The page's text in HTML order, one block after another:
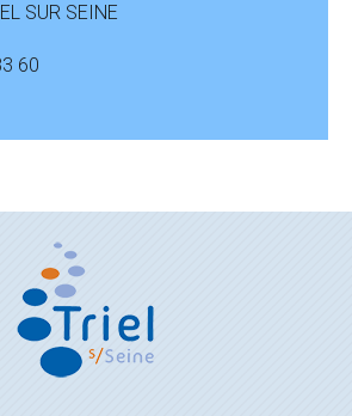
SUR SEINE
60